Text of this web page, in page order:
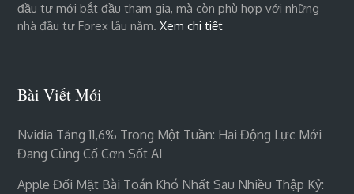
đầu tư mới bắt đầu tham gia, mà còn phù hợp với những
nhà đầu tư Forex lâu năm.Xem chi tiết
Bài Viết Mới
Nvidia Tăng 11,6% Trong Một Tuần: Hai Động Lực Mới
Đang Củng Cố Cơn Sốt AI
Apple Đối Mặt Bài Toán Khó Nhất Sau Nhiều Thập Kỷ: